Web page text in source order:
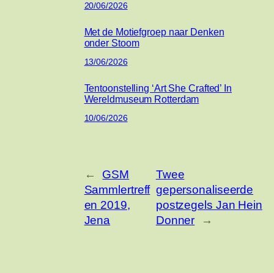
20/06/2026
Met de Motiefgroep naar Denken
onder Stoom
13/06/2026
Tentoonstelling ‘Art She Crafted’ In
Wereldmuseum Rotterdam
10/06/2026
←
GSM
Sammlertreff
en 2019,
Jena
Twee
gepersonaliseerde
postzegels Jan Hein
Donner
→